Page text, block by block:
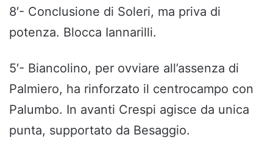
8′- Conclusione di Soleri, ma priva di
potenza. Blocca Iannarilli.
5′- Biancolino, per ovviare all’assenza di
Palmiero, ha rinforzato il centrocampo con
Palumbo. In avanti Crespi agisce da unica
punta, supportato da Besaggio.